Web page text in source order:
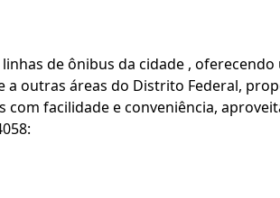
de ônibus da cidade ,
a outras áreas do Distrito Federal,
facilidade e conveniência,